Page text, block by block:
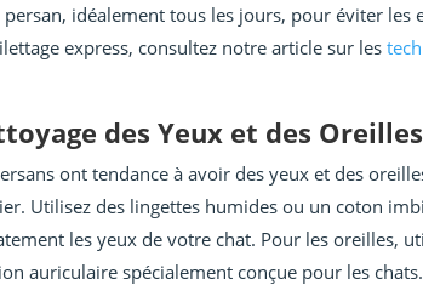
idéalement tous les jours, pour éviter les
express, consultez notre article sur les
des Yeux et des Oreilles
ont tendance à avoir des yeux et des
Utilisez des lingettes humides ou un coton
les yeux de votre chat. Pour les oreilles,
auriculaire spécialement conçue pour les